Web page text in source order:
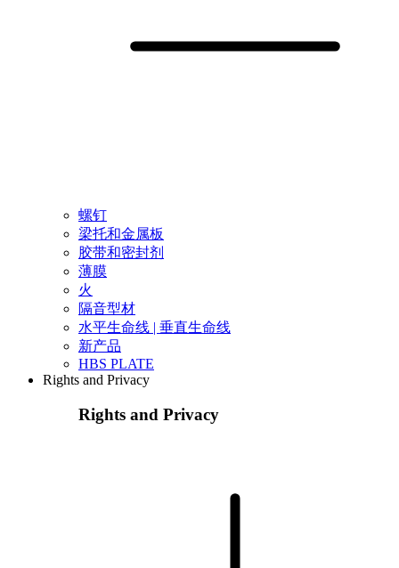
螺钉
梁托和金属板
胶带和密封剂
薄膜
火
隔音型材
水平生命线 | 垂直生命线
新产品
HBS PLATE
Rights and Privacy
Rights and Privacy